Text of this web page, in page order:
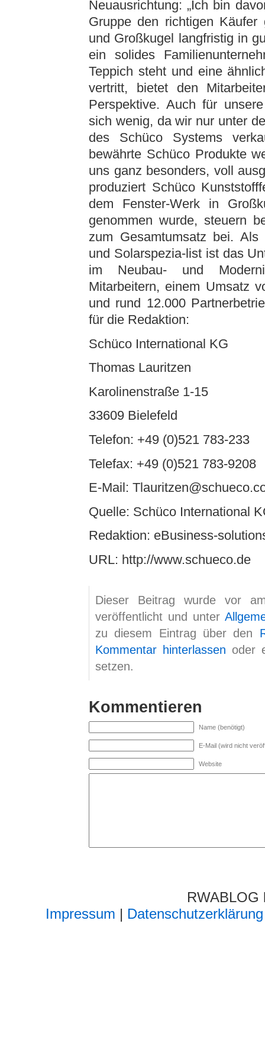
Neuausrichtung: „Ich bin
Gruppe den richtigen Käufer
und Großkugel langfristig in
ein solides
Teppich steht und eine
vertritt, bietet den
Perspektive. Auch für
sich wenig, da wir nur unter
des Schüco Systems
bewährte Schüco Produkte
uns ganz besonders, voll
produziert Schüco
dem Fenster-Werk in
genommen wurde, steuern
zum Gesamtumsatz bei. Als
und Solarspezia-list ist das
im Neubau- und
Mitarbeitern, einem Umsatz
und rund 12.000
für die Redaktion:
Schüco International KG
Thomas Lauritzen
Karolinenstraße 1-15
33609 Bielefeld
Telefon: +49 (0)521 783-233
Telefax: +49 (0)521 783-9208
E-Mail:
Quelle: Schüco International
Redaktion: eBusiness-
URL: http://www.schueco.de
Dieser Beitrag wurde vor
veröffentlicht und unter
zu diesem Eintrag über den
Kommentar hinterlassen oder
setzen.
Kommentieren
Name (benötigt)
E-Mail (wird nicht
Website
Impressum | Datenschutzerklärung